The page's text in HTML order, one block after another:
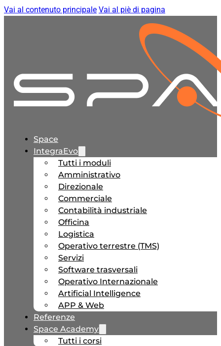
Vai al contenuto principale Vai al piè di pagina
Space
IntegraEvo
Tutti i moduli
Amministrativo
Direzionale
Commerciale
Contabilità industriale
Officina
Logistica
Operativo terrestre (TMS)
Servizi
Software trasversali
Operativo Internazionale
Artificial Intelligence
APP & Web
Referenze
Space Academy
Tutti i corsi